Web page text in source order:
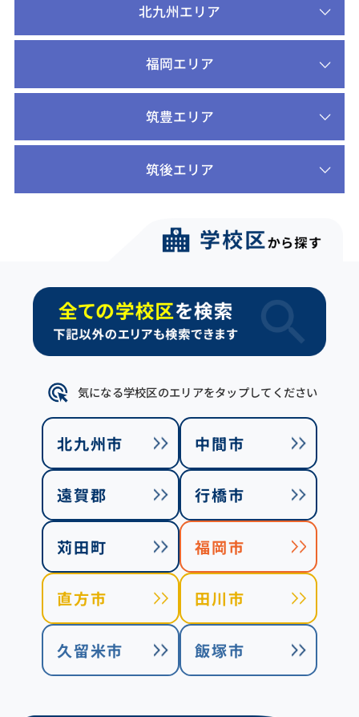
北九州エリア
福岡エリア
筑豊エリア
筑後エリア
気になる学校区のエリアをタップしてください
北九州市 中間市
遠賀郡 行橋市
苅田町 福岡市
直方市 田川市
久留米市 飯塚市